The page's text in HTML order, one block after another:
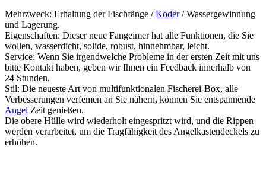
Mehrzweck: Erhaltung der Fischfänge /Köder/ Wassergewinnung
und Lagerung.
Eigenschaften: Dieser neue Fangeimer hat alle Funktionen, die Sie
wollen, wasserdicht, solide, robust, hinnehmbar, leicht.
Service: Wenn Sie irgendwelche Probleme in der ersten Zeit mit uns
bitte Kontakt haben, geben wir Ihnen ein Feedback innerhalb von
24 Stunden.
Stil: Die neueste Art von multifunktionalen Fischerei-Box, alle
Verbesserungen verfemen an Sie nähern, können Sie entspannende
Angel Zeit genießen.
Die obere Hülle wird wiederholt eingespritzt wird, und die Rippen
werden verarbeitet, um die Tragfähigkeit des Angelkastendeckels zu
erhöhen.